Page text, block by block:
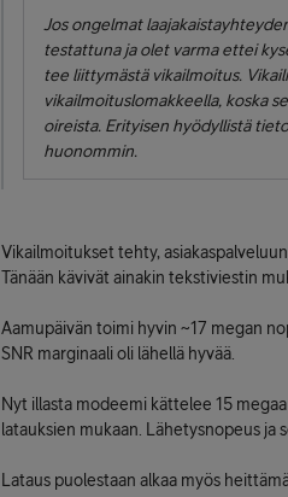
Jos ongelmat
testattuna ja olet varma ettei
tee liittymästä vikailmoitus.
vikailmoituslomakkeella, koska
oireista. Erityisen hyödyllistä
huonommin.
Vikailmoitukset tehty,
Tänään kävivät ainakin tekstiviestin
Aamupäivän toimi hyvin ~17 megan
SNR marginaali oli lähellä hyvää.
Nyt illasta modeemi kättelee 15
latauksien mukaan. Lähetysnopeus ja
Lataus puolestaan alkaa myös